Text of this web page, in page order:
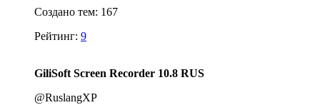
Создано тем: 167
Рейтинг: 9
GiliSoft Screen Recorder 10.8 RUS
@RuslangXP